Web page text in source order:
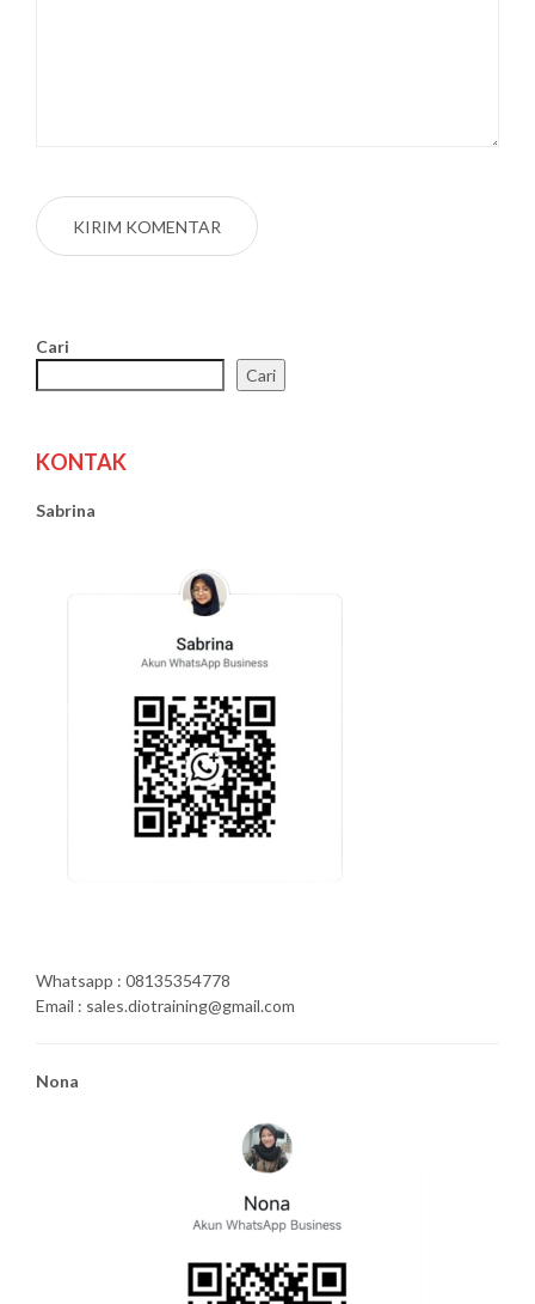
Cari
Cari
KONTAK
Sabrina
Whatsapp : 08135354778
Email : sales.diotraining@gmail.com
Nona